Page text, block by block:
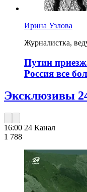
Ирина Узлова
Журналистка,
Путин
Россия все
Эксклюзивы
16:00 24 Канал
1 788